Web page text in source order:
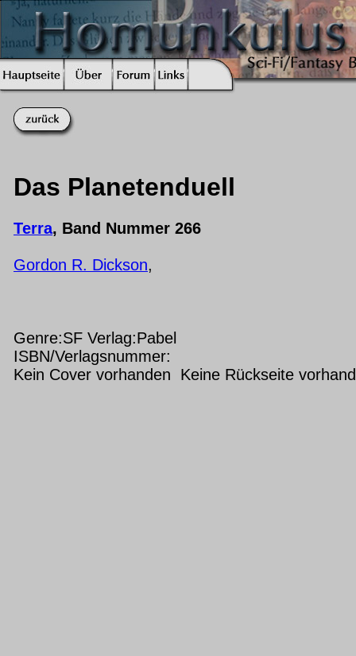
Das Planetenduell
Terra, Band Nummer 266
Gordon R. Dickson,
Genre:SF Verlag:Pabel
ISBN/Verlagsnummer:
Kein Cover vorhanden Keine Rückseite